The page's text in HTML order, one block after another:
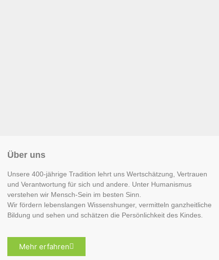
Über uns
Unsere 400-jährige Tradition lehrt uns Wertschätzung, Vertrauen
und Verantwortung für sich und andere. Unter Humanismus
verstehen wir Mensch-Sein im besten Sinn.
Wir fördern lebenslangen Wissenshunger, vermitteln ganzheitliche
Bildung und sehen und schätzen die Persönlichkeit des Kindes.
Mehr erfahren